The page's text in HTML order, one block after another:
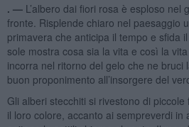
. — L’albero dai fiori rosa è esploso nel
fronte. Risplende chiaro nel paesaggio
primavera che anticipa il tempo e sfida
sole mostra cosa sia la vita e così la
incorra nel ritorno del gelo che ne bruci
buon proponimento all’insorgere del
Gli alberi stecchiti si rivestono di
il loro colore, accanto ai sempreverdi in